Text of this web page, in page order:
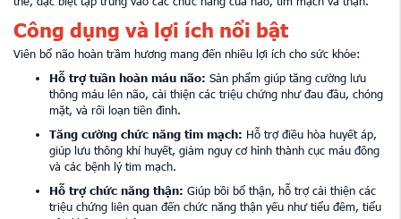
Công dụng và lợi ích nổi bật
Viên bổ não hoàn trầm hương mang đến nhiều lợi ích cho sức khỏe:
Hỗ trợ tuần hoàn máu não: Sản phẩm giúp tăng cường lưu
thông máu lên não, cải thiện các triệu chứng như đau đầu, chóng
mặt, và rối loạn tiền đình.
Tăng cường chức năng tim mạch: Hỗ trợ điều hòa huyết áp,
giúp lưu thông khí huyết, giảm nguy cơ hình thành cục máu đông
và các bệnh lý tim mạch.
Hỗ trợ chức năng thận: Giúp bồi bổ thận, hỗ trợ cải thiện các
triệu chứng liên quan đến chức năng thận yếu như tiểu đêm, tiểu